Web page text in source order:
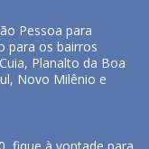
Pessoa para
para os bairros
Planalto da Boa
Novo Milênio e